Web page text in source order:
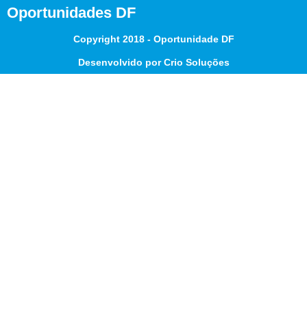
Oportunidades DF
Copyright 2018 - Oportunidade DF
Desenvolvido por Crio Soluções